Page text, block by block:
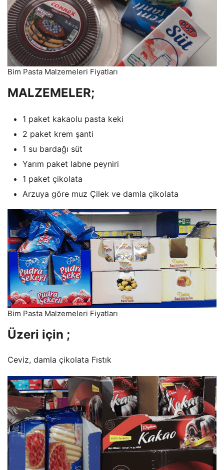
Bim Pasta Malzemeleri Fiyatları
MALZEMELER;
1 paket kakaolu pasta keki
2 paket krem şanti
1 su bardağı süt
Yarım paket labne peyniri
1 paket çikolata
Arzuya göre muz Çilek ve damla çikolata
Bim Pasta Malzemeleri Fiyatları
Üzeri için ;
Ceviz, damla çikolata Fıstık